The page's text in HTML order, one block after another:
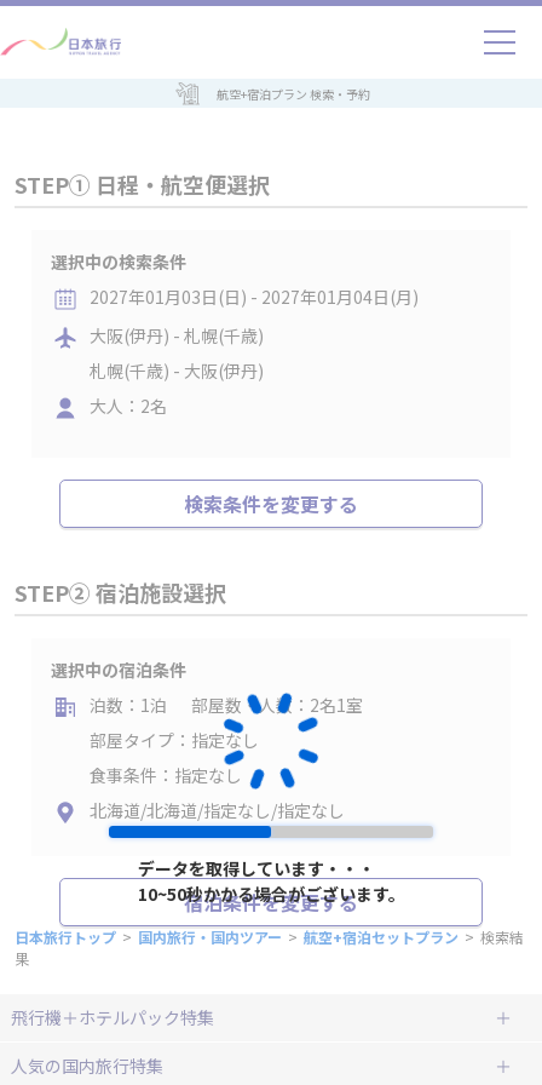
航空+宿泊プラン 検索・予約
データを取得しています・・・
10~50秒かかる場合がございます。
STEP① 日程・航空便選択
選択中の検索条件
2027年01月03日(日) - 2027年01月04日(月)
大阪(伊丹) - 札幌(千歳)
札幌(千歳) - 大阪(伊丹)
大人：2名
検索条件を変更する
STEP② 宿泊施設選択
選択中の宿泊条件
泊数：1泊
部屋数・人数：2名1室
部屋タイプ：指定なし
食事条件：指定なし
北海道/北海道/指定なし/指定なし
宿泊条件を変更する
日本旅行トップ > 国内旅行・国内ツアー > 航空+宿泊セットプラン > 検索結
果
飛行機＋ホテルパック特集
赤い風船ダイナミックパッケージ
ＪＡＬで行く飛行機+ホテルパック
人気の国内旅行特集